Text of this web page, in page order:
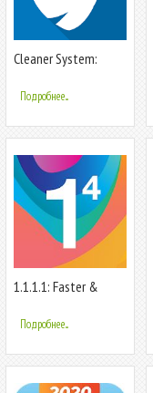
Cleaner System:
Оптимизация &
Очистка
Подробнее...
1.1.1.1: Faster &
Подробнее...